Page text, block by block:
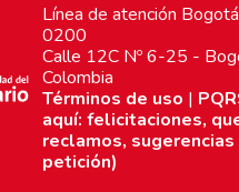
Línea de atención
0200
Calle 12C Nº 6-25 -
Colombia
Términos de uso |
aquí: felicitaciones,
reclamos,
petición)